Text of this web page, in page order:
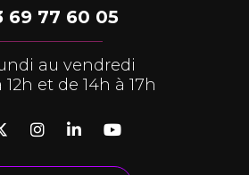
69 77 60 05
au vendredi
et de 14h à 17h